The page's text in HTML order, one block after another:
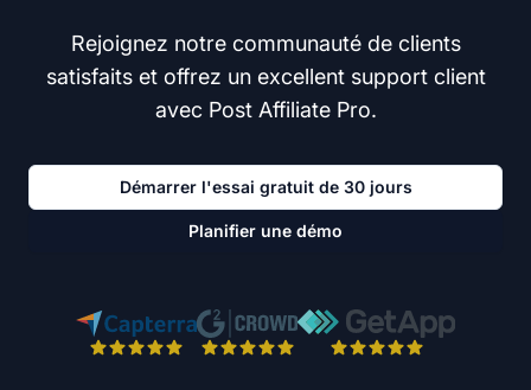
Rejoignez notre communauté de clients
satisfaits et offrez un excellent support client
avec Post Affiliate Pro.
Démarrer l'essai gratuit de 30 jours
Planifier une démo